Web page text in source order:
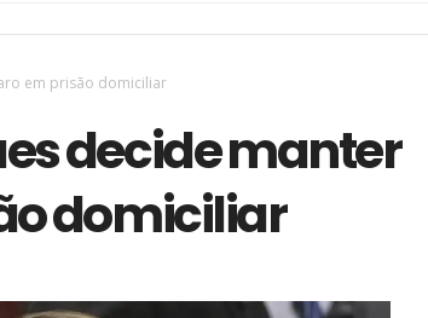
em prisão domiciliar
decide manter
domiciliar